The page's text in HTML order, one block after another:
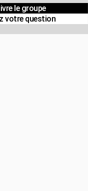
le groupe
votre question